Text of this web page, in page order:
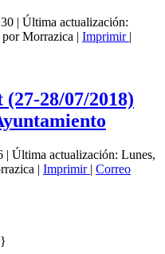
| Última actualización:
Morrazica | Imprimir |
28/07/2018)
| Última actualización: Lunes,
| Imprimir | Correo